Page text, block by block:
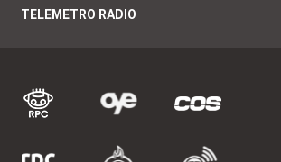
TELEMETRO RADIO